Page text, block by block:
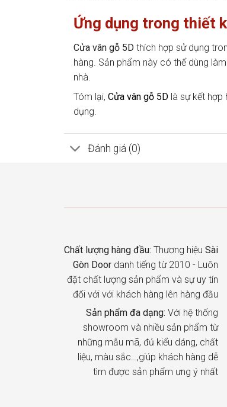
Ứng dụng trong thiết
Cửa vân gỗ 5D thích hợp sử dụng
hàng. Sản phẩm này có thể dùng
nhà.
Tóm lại, Cửa vân gỗ 5D là sự kết
dụng.
Đánh giá (0)
Chất lượng hàng đầu: Thương hiệu Sài
Gòn Doordanh tiếng từ 2010 - Luôn
đặt chất lượng sản phẩm và sự uy tín
đối với với khách hàng lên hàng đầu
Sản phẩm đa dạng: Với hệ thống
showroom và nhiều sản phẩm từ
những mẫu mã, đủ kiểu dáng, chất
liệu, màu sắc…,giúp khách hàng dễ
tìm được sản phẩm ưng ý nhất